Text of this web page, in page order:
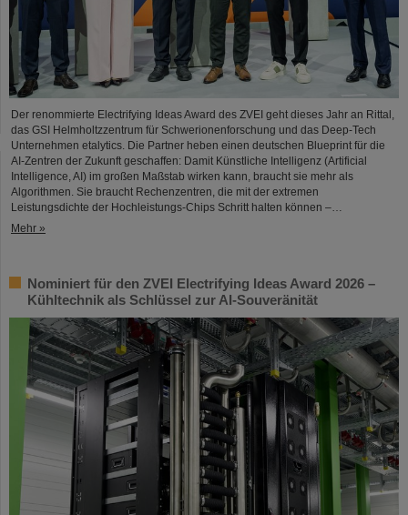
Der renommierte Electrifying Ideas Award des ZVEI geht dieses Jahr an Rittal,
das GSI Helmholtzzentrum für Schwerionenforschung und das Deep-Tech
Unternehmen etalytics. Die Partner heben einen deutschen Blueprint für die
AI-Zentren der Zukunft geschaffen: Damit Künstliche Intelligenz (Artificial
Intelligence, AI) im großen Maßstab wirken kann, braucht sie mehr als
Algorithmen. Sie braucht Rechenzentren, die mit der extremen
Leistungsdichte der Hochleistungs-Chips Schritt halten können –…
Mehr »
Nominiert für den ZVEI Electrifying Ideas Award 2026 –
Kühltechnik als Schlüssel zur AI-Souveränität